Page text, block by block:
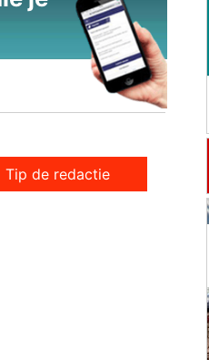
Tip de redactie